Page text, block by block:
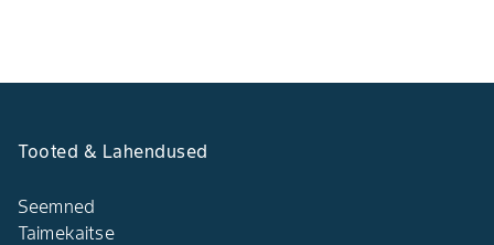
Tooted & Lahendused
Seemned
Taimekaitse